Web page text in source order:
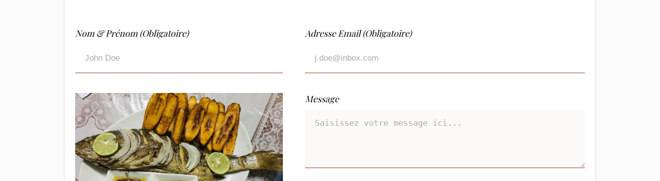
Nom & Prénom (Obligatoire) Adresse Email (Obligatoire)
Message